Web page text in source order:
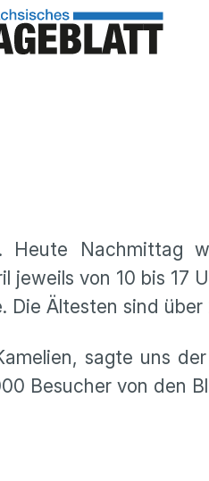
Heute Nachmittag
von 10 bis 17
Die Ältesten sind
sagte uns
Besucher von den